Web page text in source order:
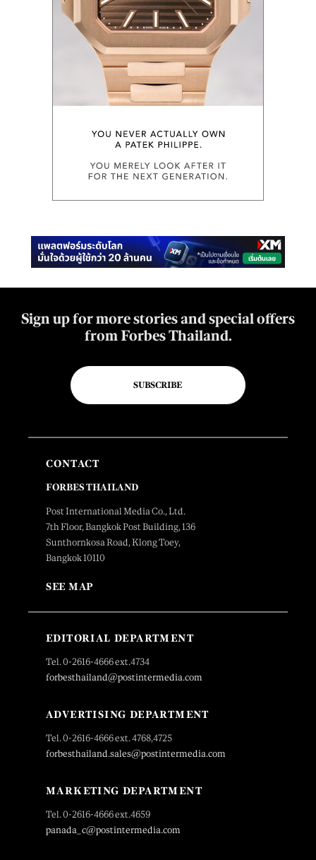
Sign up for more stories and special offers
from Forbes Thailand.
SUBSCRIBE
CONTACT
FORBES THAILAND
Post International Media Co., Ltd.
7th Floor, Bangkok Post Building, 136
Sunthornkosa Road, Klong Toey,
Bangkok 10110
SEE MAP
EDITORIAL DEPARTMENT
Tel. 0-2616-4666 ext.4734
forbesthailand@postintermedia.com
ADVERTISING DEPARTMENT
Tel. 0-2616-4666 ext. 4768,4725
forbesthailand.sales@postintermedia.com
MARKETING DEPARTMENT
Tel. 0-2616-4666 ext.4659
panada_c@postintermedia.com